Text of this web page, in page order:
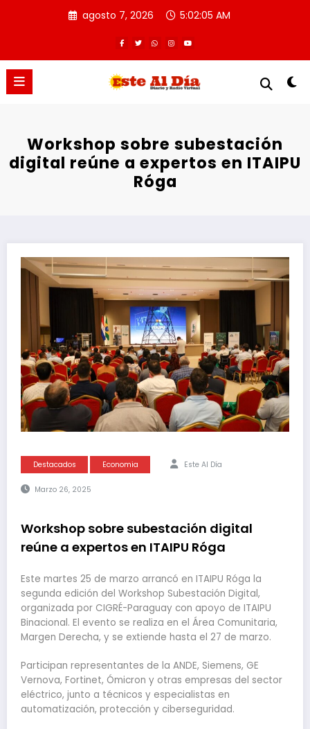
agosto 7, 2026 5:02:06 AM
Workshop sobre subestación
digital reúne a expertos en ITAIPU
Róga
Destacados Economia Este Al Día
Marzo 26, 2025
Workshop sobre subestación digital
reúne a expertos en ITAIPU Róga
Este martes 25 de marzo arrancó en ITAIPU Róga la
segunda edición del Workshop Subestación Digital,
organizada por CIGRÉ-Paraguay con apoyo de ITAIPU
Binacional. El evento se realiza en el Área Comunitaria,
Margen Derecha, y se extiende hasta el 27 de marzo.
Participan representantes de la ANDE, Siemens, GE
Vernova, Fortinet, Ómicron y otras empresas del sector
eléctrico, junto a técnicos y especialistas en
automatización, protección y ciberseguridad.